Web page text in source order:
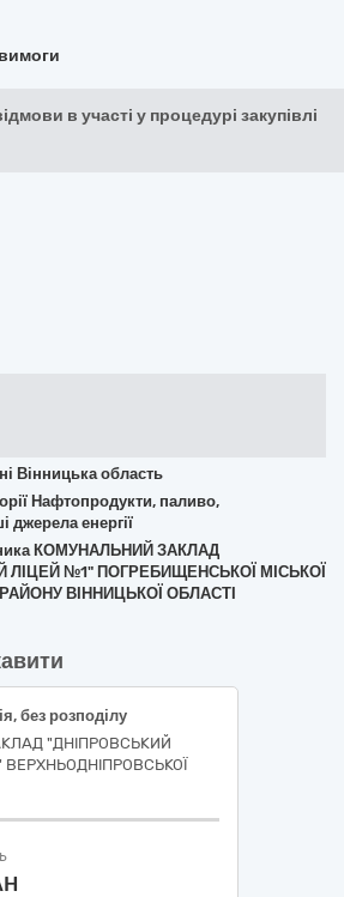
в участі у процедурі закупівлі
Вінницька область
Нафтопродукти, паливо,
джерела енергії
КОМУНАЛЬНИЙ ЗАКЛАД
№1" ПОГРЕБИЩЕНСЬКОЇ МІСЬКОЇ
ВІННИЦЬКОЇ ОБЛАСТІ
без розподілу
"ДНІПРОВСЬКИЙ